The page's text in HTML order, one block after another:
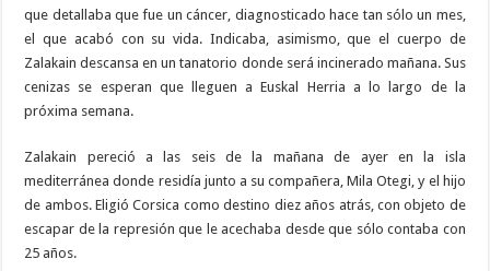
que detallaba que fue un cáncer, diagnosticado hace tan sólo un mes,
el que acabó con su vida. Indicaba, asimismo, que el cuerpo de
Zalakain descansa en un tanatorio donde será incinerado mañana. Sus
cenizas se esperan que lleguen a Euskal Herria a lo largo de la
próxima semana.
Zalakain pereció a las seis de la mañana de ayer en la isla
mediterránea donde residía junto a su compañera, Mila Otegi, y el hijo
de ambos. Eligió Corsica como destino diez años atrás, con objeto de
escapar de la represión que le acechaba desde que sólo contaba con
25 años.